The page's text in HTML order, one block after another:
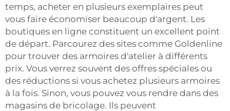
temps, acheter en plusieurs exemplaires peut
vous faire économiser beaucoup d'argent. Les
boutiques en ligne constituent un excellent point
de départ. Parcourez des sites comme Goldenline
pour trouver des armoires d'atelier à différents
prix. Vous verrez souvent des offres spéciales ou
des réductions si vous achetez plusieurs armoires
à la fois. Sinon, vous pouvez vous rendre dans des
magasins de bricolage. Ils peuvent